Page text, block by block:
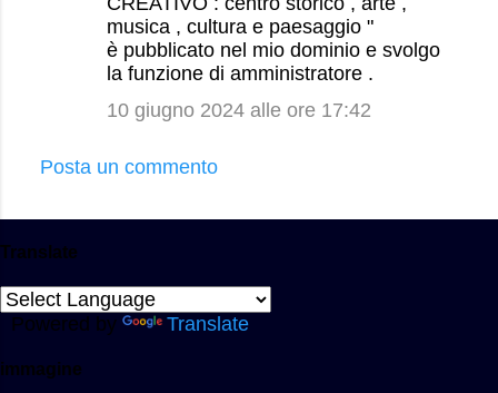
musica , cultura e paesaggio "
è pubblicato nel mio dominio e svolgo
la funzione di amministratore .
10 giugno 2024 alle ore 17:42
Posta un commento
Translate
Powered by Translate
immagine